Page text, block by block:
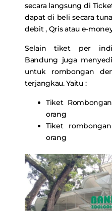
secara langsung di
dapat di beli secara
debit , Qris atau e-
Selain tiket per
Bandung juga
untuk rombongan
terjangkau. Yaitu :
Tiket
orang
Tiket
orang